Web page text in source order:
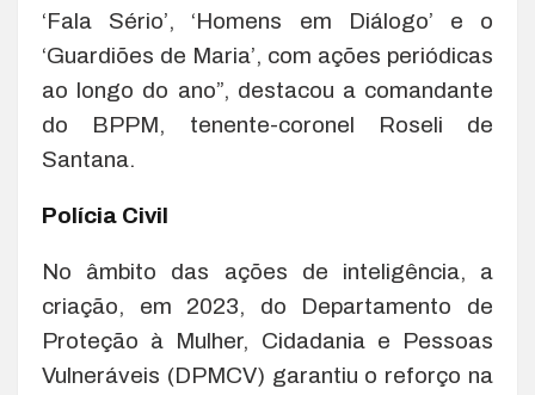
‘Fala Sério’, ‘Homens em Diálogo’ e o
‘Guardiões de Maria’, com ações periódicas
ao longo do ano”, destacou a comandante
do BPPM, tenente-coronel Roseli de
Santana.
Polícia Civil
No âmbito das ações de inteligência, a
criação, em 2023, do Departamento de
Proteção à Mulher, Cidadania e Pessoas
Vulneráveis (DPMCV) garantiu o reforço na